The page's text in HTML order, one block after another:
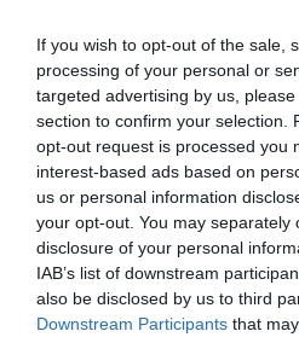
If you wish to opt-out of the sale,
processing of your personal or
targeted advertising by us,
section to confirm your selection.
opt-out request is processed you
interest-based ads based on
us or personal information
your opt-out. You may separately
disclosure of your personal
IAB’s list of downstream
also be disclosed by us to third
Downstream Participants that
10, 11 & 12 Οκτωβρίου
Θέατρο Εταιρείας
21.00
18 Οκτωβρίου 2025 •
Πρωτεύουσα της Ευρώπης
Teatro Comunale Giuseppe
1 Νοεμβρίου 2025 •
Competition
Teatro Duse, στις 21.00
Διαβάστε επίσης: